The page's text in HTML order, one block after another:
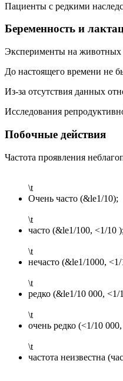
Пациенты с редкими
Беременность и
Эксперименты на животных
До настоящего времени не
Из-за отсутствия данных
Исследования
Побочные действия
Частота проявления
\t
Очень часто (&le1/10);
\t
часто (&le1/100, <1/10 );
\t
нечасто (&le1/1000, <1/
\t
редко (&le1/10 000, <1/
\t
очень редко (<1/10
\t
частота неизвестна